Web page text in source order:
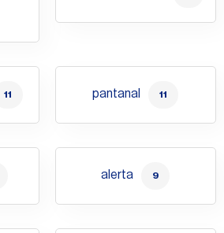
11 pantanal 11
alerta 9